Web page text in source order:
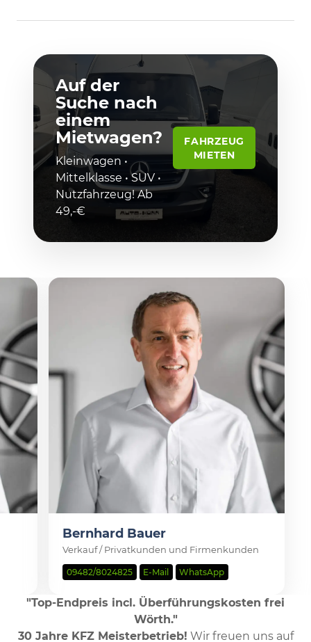
Auf der
Suche nach
einem
Mietwagen?
Kleinwagen •
Mittelklasse • SUV •
Nutzfahrzeug! Ab
49,-€
FAHRZEUG
MIETEN
Bernhard Bauer
Verkauf / Privatkunden und Firmenkunden
09482/8024825 E-Mail WhatsApp
"Top-Endpreis incl. Überführungskosten frei
Wörth."
30 Jahre KFZ Meisterbetrieb! Wir freuen uns auf